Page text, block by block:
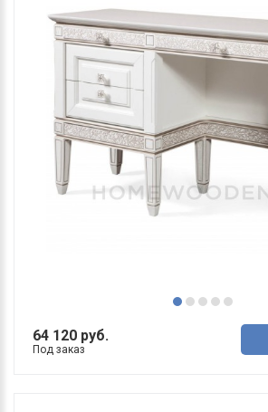
64 120 руб.
Под заказ